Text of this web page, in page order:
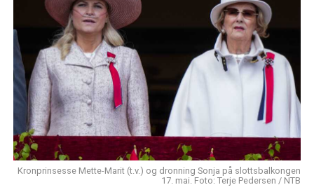
Kronprinsesse Mette-Marit (t.v.) og dronning Sonja på slottsbalkongen
17. mai. Foto: Terje Pedersen / NTB